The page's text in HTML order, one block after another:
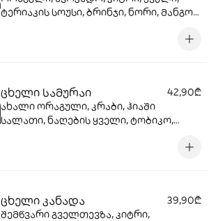
ტერიაკის სოუსი, ბრინჯი, ნორი, მანგოს
ცხელი სამურაი
42,90₾
ახალი ორაგული, კრაბი, ჰიაში
სალათი, ნაღების ყველი, ტობიკო,
კიტრი, ბრინჯი, ნორი, ტემპურა, პანკო.
ცხელი კანადა
39,90₾
შემწვარი გველთევზა, კიტრი,